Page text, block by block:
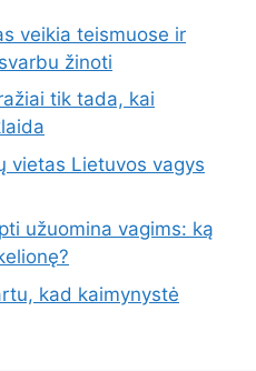
veikia teismuose ir
žinoti
tik tada, kai
vietas Lietuvos vagys
užuomina vagims: ką
kad kaimynystė